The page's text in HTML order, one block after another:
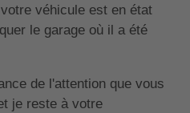
véhicule est en état
le garage où il a été
de l'attention que vous
je reste à votre